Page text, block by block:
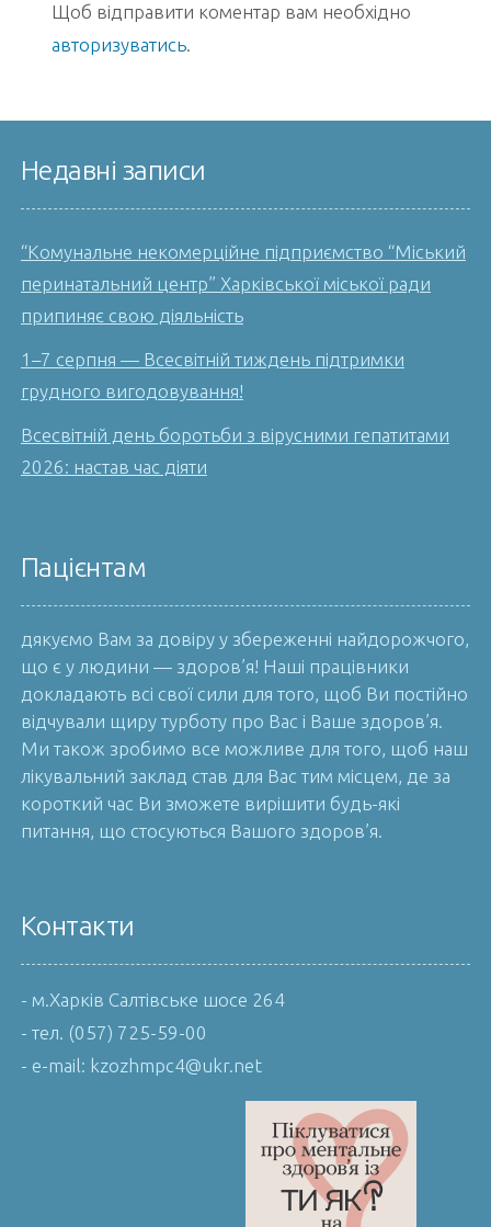
Щоб відправити коментар вам необхідно
авторизуватись.
Недавні записи
“Комунальне некомерційне підприємство “Міський
перинатальний центр” Харківської міської ради
припиняє свою діяльність
1–7 серпня — Всесвітній тиждень підтримки
грудного вигодовування!
Всесвітній день боротьби з вірусними гепатитами
2026: настав час діяти
Пацієнтам
дякуємо Вам за довіру у збереженні найдорожчого,
що є у людини — здоров’я! Наші працівники
докладають всі свої сили для того, щоб Ви постійно
відчували щиру турботу про Вас і Ваше здоров’я.
Ми також зробимо все можливе для того, щоб наш
лікувальний заклад став для Вас тим місцем, де за
короткий час Ви зможете вирішити будь-які
питання, що стосуються Вашого здоров’я.
Контакти
- м.Харків Салтівське шосе 264
- тел. (057) 725-59-00
- e-mail: kzozhmpc4@ukr.net